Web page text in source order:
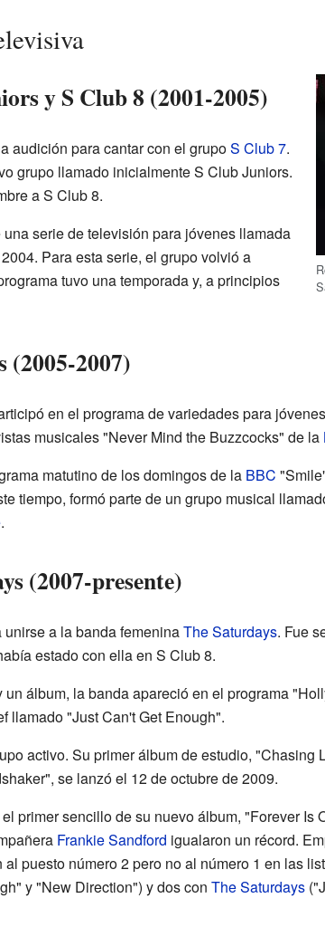
y S Club 8 (2001-2005)
audición para cantar con el grupoS Club 7.
grupo llamado inicialmente S Club Juniors.
a S Club 8.
serie de televisión para jóvenes llamada
Para esta serie, el grupo volvió a
tuvo una temporada y, a principios
(2005-2007)
en el programa de variedades para
musicales "Never Mind the Buzzcocks" de la
matutino de los domingos de la BBC
tiempo, formó parte de un grupo musical
.
(2007-presente)
a la banda femeninaThe Saturdays. Fue
estado con ella en S Club 8.
álbum, la banda apareció en el programa
llamado "Just Can't Get Enough".
activo. Su primer álbum de estudio, "Chasing
se lanzó el 12 de octubre de 2009.
primer sencillo de su nuevo álbum, "Forever Is
Frankie Sandford igualaron un récord.
puesto número 2 pero no al número 1 en las
y "New Direction") y dos con The Saturdays